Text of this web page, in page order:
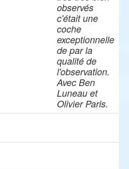
observés
c'était une
coche
exceptionnelle
de par la
qualité de
l'observation.
Avec Ben
Luneau et
Olivier Paris.